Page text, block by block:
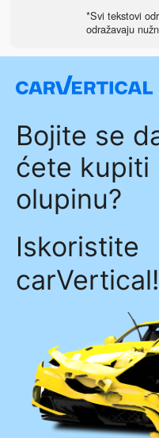
*Svi tekstovi
odražavaju